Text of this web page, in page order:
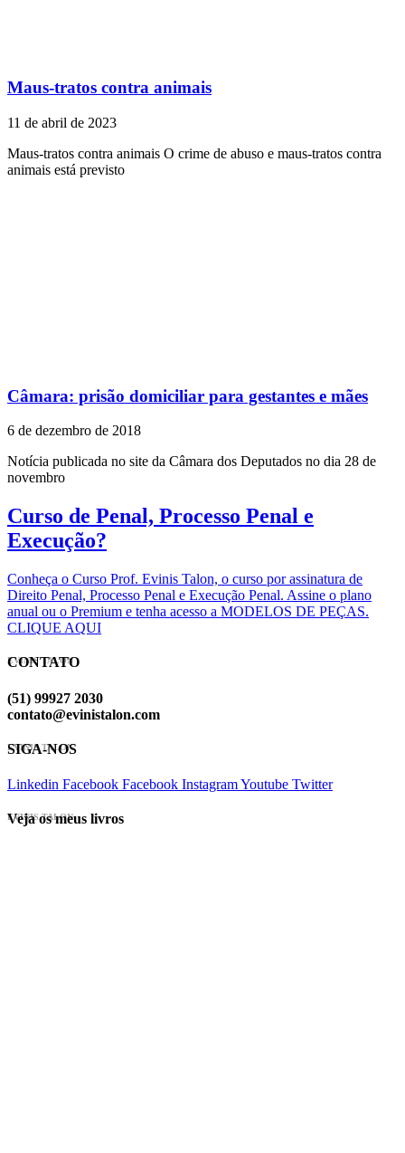
Maus-tratos contra animais
11 de abril de 2023
Maus-tratos contra animais O crime de abuso e maus-tratos contra
animais está previsto
Câmara: prisão domiciliar para gestantes e mães
6 de dezembro de 2018
Notícia publicada no site da Câmara dos Deputados no dia 28 de
novembro
Curso de Penal, Processo Penal e
Execução?
Conheça o Curso Prof. Evinis Talon, o curso por assinatura de
Direito Penal, Processo Penal e Execução Penal. Assine o plano
anual ou o Premium e tenha acesso a MODELOS DE PEÇAS.
CLIQUE AQUI
EVINIS TALON
CONTATO
(51) 99927 2030
contato@evinistalon.com
EVINIS TALON
SIGA-NOS
Linkedin Facebook Facebook InstagramYoutube Twitter
EVINIS TALON
Veja os meus livros